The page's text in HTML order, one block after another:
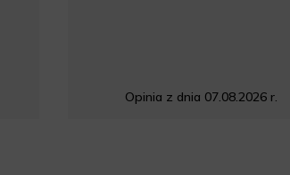
Opinia z dnia 07.08.2026 r.